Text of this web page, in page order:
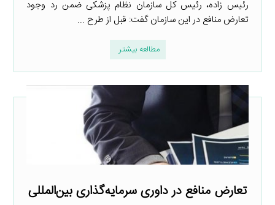
رئیس زاده، رئیس کل سازمان نظام پزشکی ضمن رد وجود
تعارض منافع در این سازمان گفت: قبل از طرح ...
مطالعه بیشتر
تعارض منافع در داوری سرمایه‌گذاری بین‌المللی